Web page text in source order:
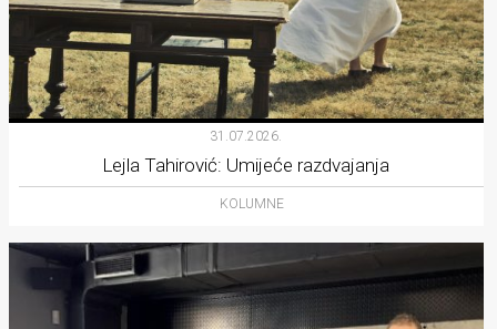
31.07.2026.
Lejla Tahirović: Umijeće razdvajanja
KOLUMNE